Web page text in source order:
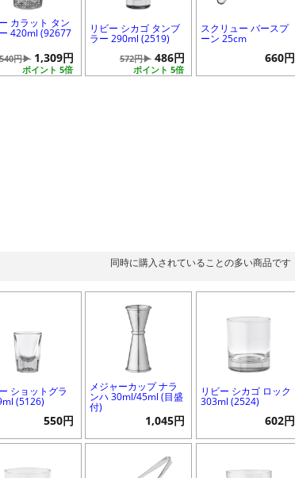
カラット タン
420ml (92677
ポイント 5倍
円▶ 1,309円
リビー シカゴ タンブ
ラー 290ml (2519)
ポイント 5倍
572円▶ 486円
スクリュー バースプ
ーン 25cm
660円
同時に購入されていることの多い商品です
ショットグラ
(5126)
550円
メジャーカップ ナラ
ンハ 30ml/45ml (目盛
付)
1,045円
リビー シカゴ ロック
303ml (2524)
602円